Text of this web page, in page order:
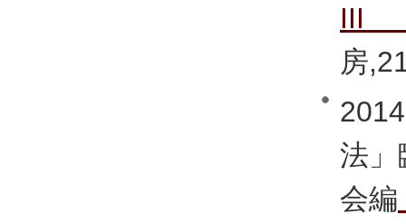
III
房
法」
会編